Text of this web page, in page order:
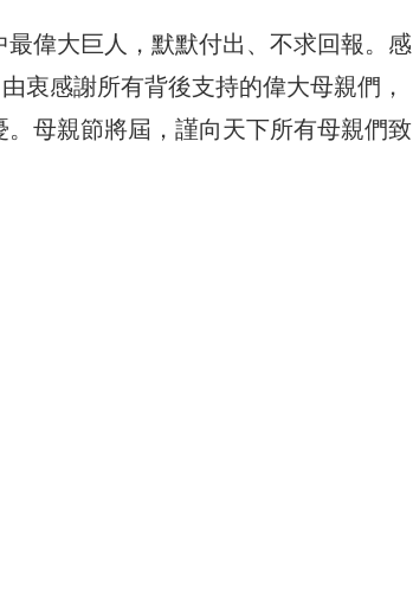
偉大巨人， 默默付出、不求回報。感
衷感謝所有背後支持的偉大母親們，
。母親節將屆 ，謹向天下所有母親們致